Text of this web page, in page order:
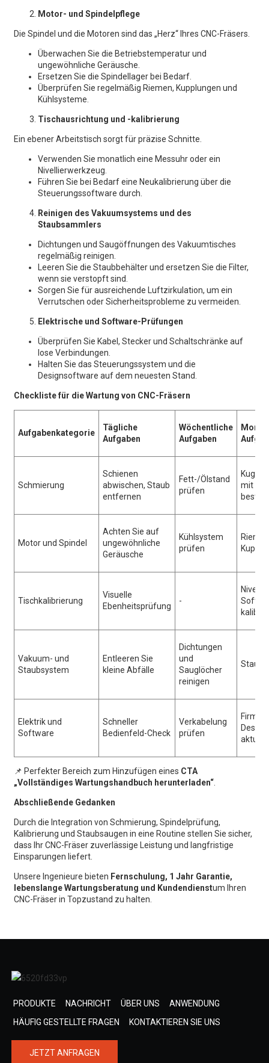
Motor- und Spindelpflege
Die Spindel und die Motoren sind das „Herz“ Ihres CNC-Fräsers.
Überwachen Sie die Betriebstemperatur und
ungewöhnliche Geräusche.
Ersetzen Sie die Spindellager bei Bedarf.
Überprüfen Sie regelmäßig Riemen, Kupplungen und
Kühlsysteme.
Tischausrichtung und -kalibrierung
Ein ebener Arbeitstisch sorgt für präzise Schnitte.
Verwenden Sie monatlich eine Messuhr oder ein
Nivellierwerkzeug.
Führen Sie bei Bedarf eine Neukalibrierung über die
Steuerungssoftware durch.
Reinigen des Vakuumsystems und des
Staubsammlers
Dichtungen und Saugöffnungen des Vakuumtisches
regelmäßig reinigen.
Leeren Sie die Staubbehälter und ersetzen Sie die Filter,
wenn sie verstopft sind.
Sorgen Sie für ausreichende Luftzirkulation, um ein
Verrutschen oder Sicherheitsprobleme zu vermeiden.
Elektrische und Software-Prüfungen
Überprüfen Sie Kabel, Stecker und Schaltschränke auf
lose Verbindungen.
Halten Sie das Steuerungssystem und die
Designsoftware auf dem neuesten Stand.
Checkliste für die Wartung von CNC-Fräsern
Aufgabenkategorie
Tägliche
Aufgaben
Wöchentliche
Aufgaben
Schmierung
Schienen
abwischen, Staub
entfernen
Fett-/Ölstand
prüfen
mit
Motor und Spindel
Achten Sie auf
ungewöhnliche
Geräusche
Kühlsystem
prüfen
Tischkalibrierung
Visuelle
Ebenheitsprüfung
-
Vakuum- und
Staubsystem
Entleeren Sie
kleine Abfälle
Dichtungen
und
Sauglöcher
reinigen
Elektrik und
Software
Schneller
Bedienfeld-Check
Verkabelung
prüfen
📌 Perfekter Bereich zum Hinzufügen eines CTA
„Vollständiges Wartungshandbuch herunterladen“.
Abschließende Gedanken
Durch die Integration von Schmierung, Spindelprüfung,
Kalibrierung und Staubsaugen in eine Routine stellen Sie sicher,
dass Ihr CNC-Fräser zuverlässige Leistung und langfristige
Einsparungen liefert.
Unsere Ingenieure bieten Fernschulung, 1 Jahr Garantie,
lebenslange Wartungsberatung und Kundendienstum Ihren
CNC-Fräser in Topzustand zu halten.
PRODUKTE NACHRICHT ÜBER UNS
ANWENDUNG
HÄUFIG GESTELLTE FRAGEN
KONTAKTIEREN SIE UNS
JETZT ANFRAGEN